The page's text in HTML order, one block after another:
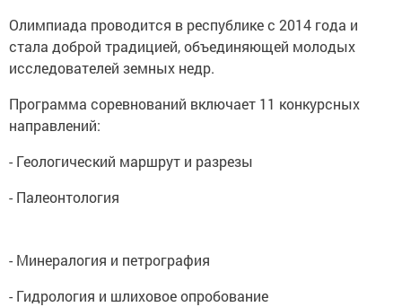
Олимпиада проводится в республике с 2014 года и
стала доброй традицией, объединяющей молодых
исследователей земных недр.
Программа соревнований включает 11 конкурсных
направлений:
- Геологический маршрут и разрезы
- Палеонтология
- Минералогия и петрография
- Гидрология и шлиховое опробование